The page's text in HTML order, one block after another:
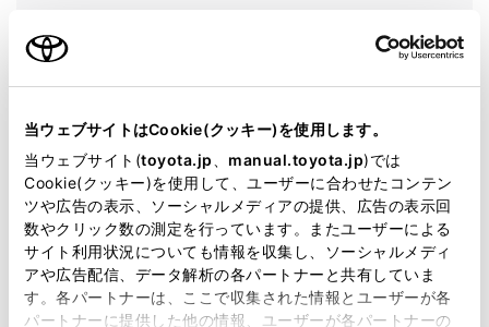
当ウェブサイトはCookie(クッキー)を使用します。
当ウェブサイト(toyota.jp manual.toyota.jp)では
Cookie(クッキー)を使用して、ユーザーに合わせたコンテン
ツや広告の表示、ソーシャルメディアの提供、広告の表示回
数やクリック数の測定を行っています。またユーザーによる
サイト利用状況についても情報を収集し、ソーシャルメディ
アや広告配信、データ解析の各パートナーと共有していま
す。各パートナーは、ここで収集された情報とユーザーが各
パートナーに提供した他の情報、ユーザーが各パートナーの
エンジンタイプ
試乗予約
施設情報・サービス